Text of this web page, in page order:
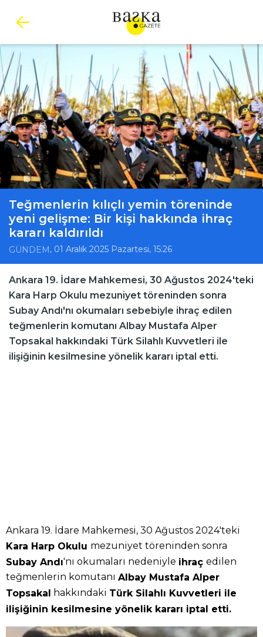
Teğmenlerin kılıçlı yemin töreninde
yeni gelişme: Bir kişi hakkında ihraç
kararı kaldırıldı
GÜNDEM, 01 Aralık 2025 Pazartesi, 15:26
Ankara 19. İdare Mahkemesi, 30 Ağustos 2024'teki
Kara Harp Okulu mezuniyet töreninden sonra
Subay Andı'nı okumaları sebebiyle ihraç edilen
teğmenlerin komutanı Albay Mustafa Alper
Topsakal hakkındaki Türk Silahlı Kuvvetleri ile
ilişiğinin kesilmesine yönelik kararı iptal etti.
Ankara 19. İdare Mahkemesi, 30 Ağustos 2024'teki
Kara Harp Okulu mezuniyet töreninden sonra
Subay Andı'nı okumaları nedeniyle ihraç edilen
teğmenlerin komutanı Albay Mustafa Alper
Topsakal hakkındaki Türk Silahlı Kuvvetleri ile
ilişiğinin kesilmesine yönelik kararı iptal etti.